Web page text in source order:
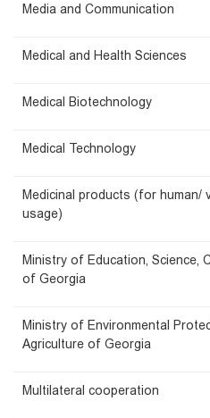
Media and Communication
Medical and Health Sciences
Medical Biotechnology
Medical Technology
Medicinal products (for human/
usage)
Ministry of Education, Science,
of Georgia
Ministry of Environmental
Agriculture of Georgia
Multilateral cooperation